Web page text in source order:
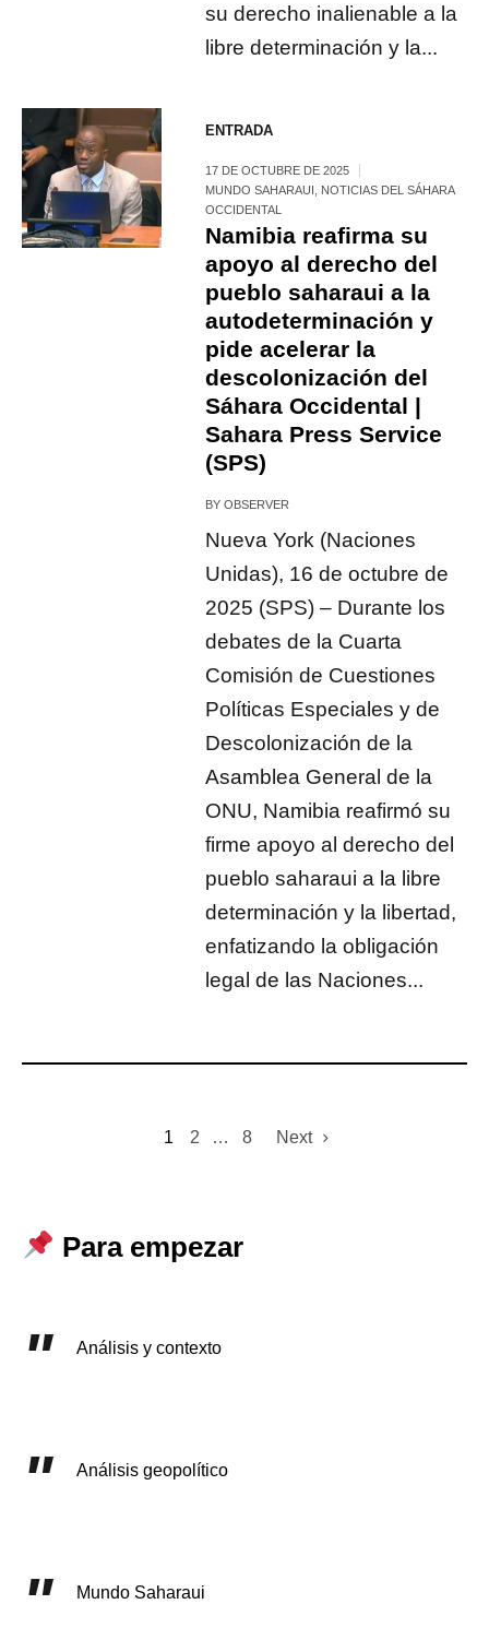
su derecho inalienable a la
libre determinación y la...
ENTRADA
17 DE OCTUBRE DE 2025
MUNDO SAHARAUI
NOTICIAS DEL SÁHARA
OCCIDENTAL
Namibia reafirma su
apoyo al derecho del
pueblo saharaui a la
autodeterminación y
pide acelerar la
descolonización del
Sáhara Occidental |
Sahara Press Service
(SPS)
BYOBSERVER
Nueva York (Naciones
Unidas), 16 de octubre de
2025 (SPS) – Durante los
debates de la Cuarta
Comisión de Cuestiones
Políticas Especiales y de
Descolonización de la
Asamblea General de la
ONU, Namibia reafirmó su
firme apoyo al derecho del
pueblo saharaui a la libre
determinación y la libertad,
enfatizando la obligación
legal de las Naciones...
1 2 … 8 Next
Para empezar
Análisis y contexto
Análisis geopolítico
Mundo Saharaui